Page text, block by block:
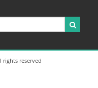
rights reserved